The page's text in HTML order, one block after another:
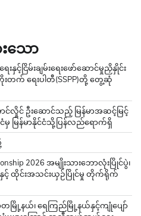
သော
င့်ငြိမ်းချမ်းရေးဖော်ဆောင်မှုညှိနှိုင်း
းတက် ရေးပါတီ(SSPP)တို့ တွေ့ဆုံ
င်လှိုင် ဦးဆောင်သည့် မြန်မာအဆင့်မြင့်
မြန်မာနိုင်ငံသို့ပြန်လည်ရောက်ရှိ
2026 အမျိုးသားဘောလုံးပြိုင်ပွဲ၊
င့် ထိုင်းအသင်းယှဉ်ပြိုင်မှု တိုက်ရိုက်
တမြို့နယ်၊ ရေကြည်မြို့နယ်နှင့်ကျုံပျော်